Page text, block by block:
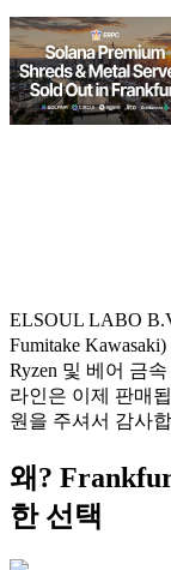
ELSOUL LABO
Fumitake
Ryzen 및 베어 금
라인은 이제 판매
원을 주셔서 감사
왜?
한 선택